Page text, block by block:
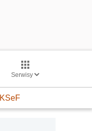
Serwisy
KSeF